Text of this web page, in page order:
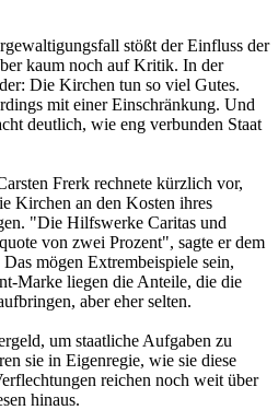
stößt der Einfluss der
kaum noch auf Kritik. In der
Die Kirchen tun so viel Gutes.
mit einer Einschränkung. Und
deutlich, wie eng verbunden Staat
Frerk rechnete kürzlich vor,
Kirchen an den Kosten ihres
"Die Hilfswerke Caritas und
von zwei Prozent", sagte er dem
mögen Extrembeispiele sein,
Marke liegen die Anteile, die die
aber eher selten.
um staatliche Aufgaben zu
sie in Eigenregie, wie sie diese
reichen noch weit über
hinaus.